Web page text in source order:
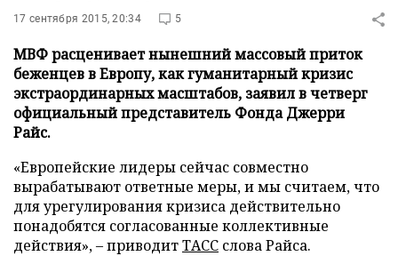
17 сентября 2015, 20:34 5
МВФ расценивает нынешний массовый приток
беженцев в Европу, как гуманитарный кризис
экстраординарных масштабов, заявил в четверг
официальный представитель Фонда Джерри
Райс.
«Европейские лидеры сейчас совместно
вырабатывают ответные меры, и мы считаем, что
для урегулирования кризиса действительно
понадобятся согласованные коллективные
действия», – приводитТАСС слова Райса.